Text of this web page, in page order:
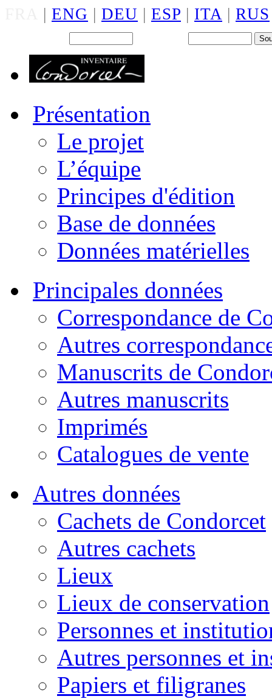
| ENG | DEU | ESP | ITA | RUS
Présentation
Le projet
L’équipe
Principes d'édition
Base de données
Données matérielles
Principales données
Correspondance de
Autres
Manuscrits de
Autres manuscrits
Imprimés
Catalogues de vente
Autres données
Cachets de Condorcet
Autres cachets
Lieux
Lieux de conservation
Personnes et
Autres personnes et
Papiers et filigranes